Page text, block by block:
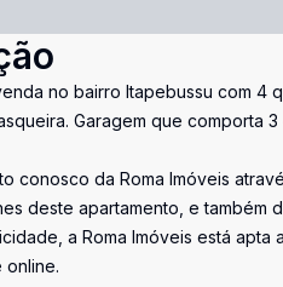
no bairro Itapebussu com 4
Garagem que comporta 3
conosco da Roma Imóveis
deste apartamento, e também
a Roma Imóveis está
online.